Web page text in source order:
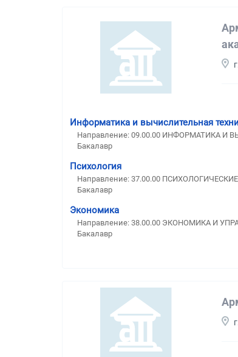
Информатика и вычислительная
Направление: 09.00.00 ИНФОРМАТИКА И
Бакалавр
Психология
Направление: 37.00.00
Бакалавр
Экономика
Направление: 38.00.00 ЭКОНОМИКА И
Бакалавр